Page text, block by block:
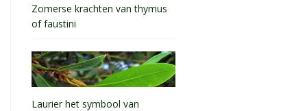
Zomerse krachten van thymus
of faustini
Laurier het symbool van